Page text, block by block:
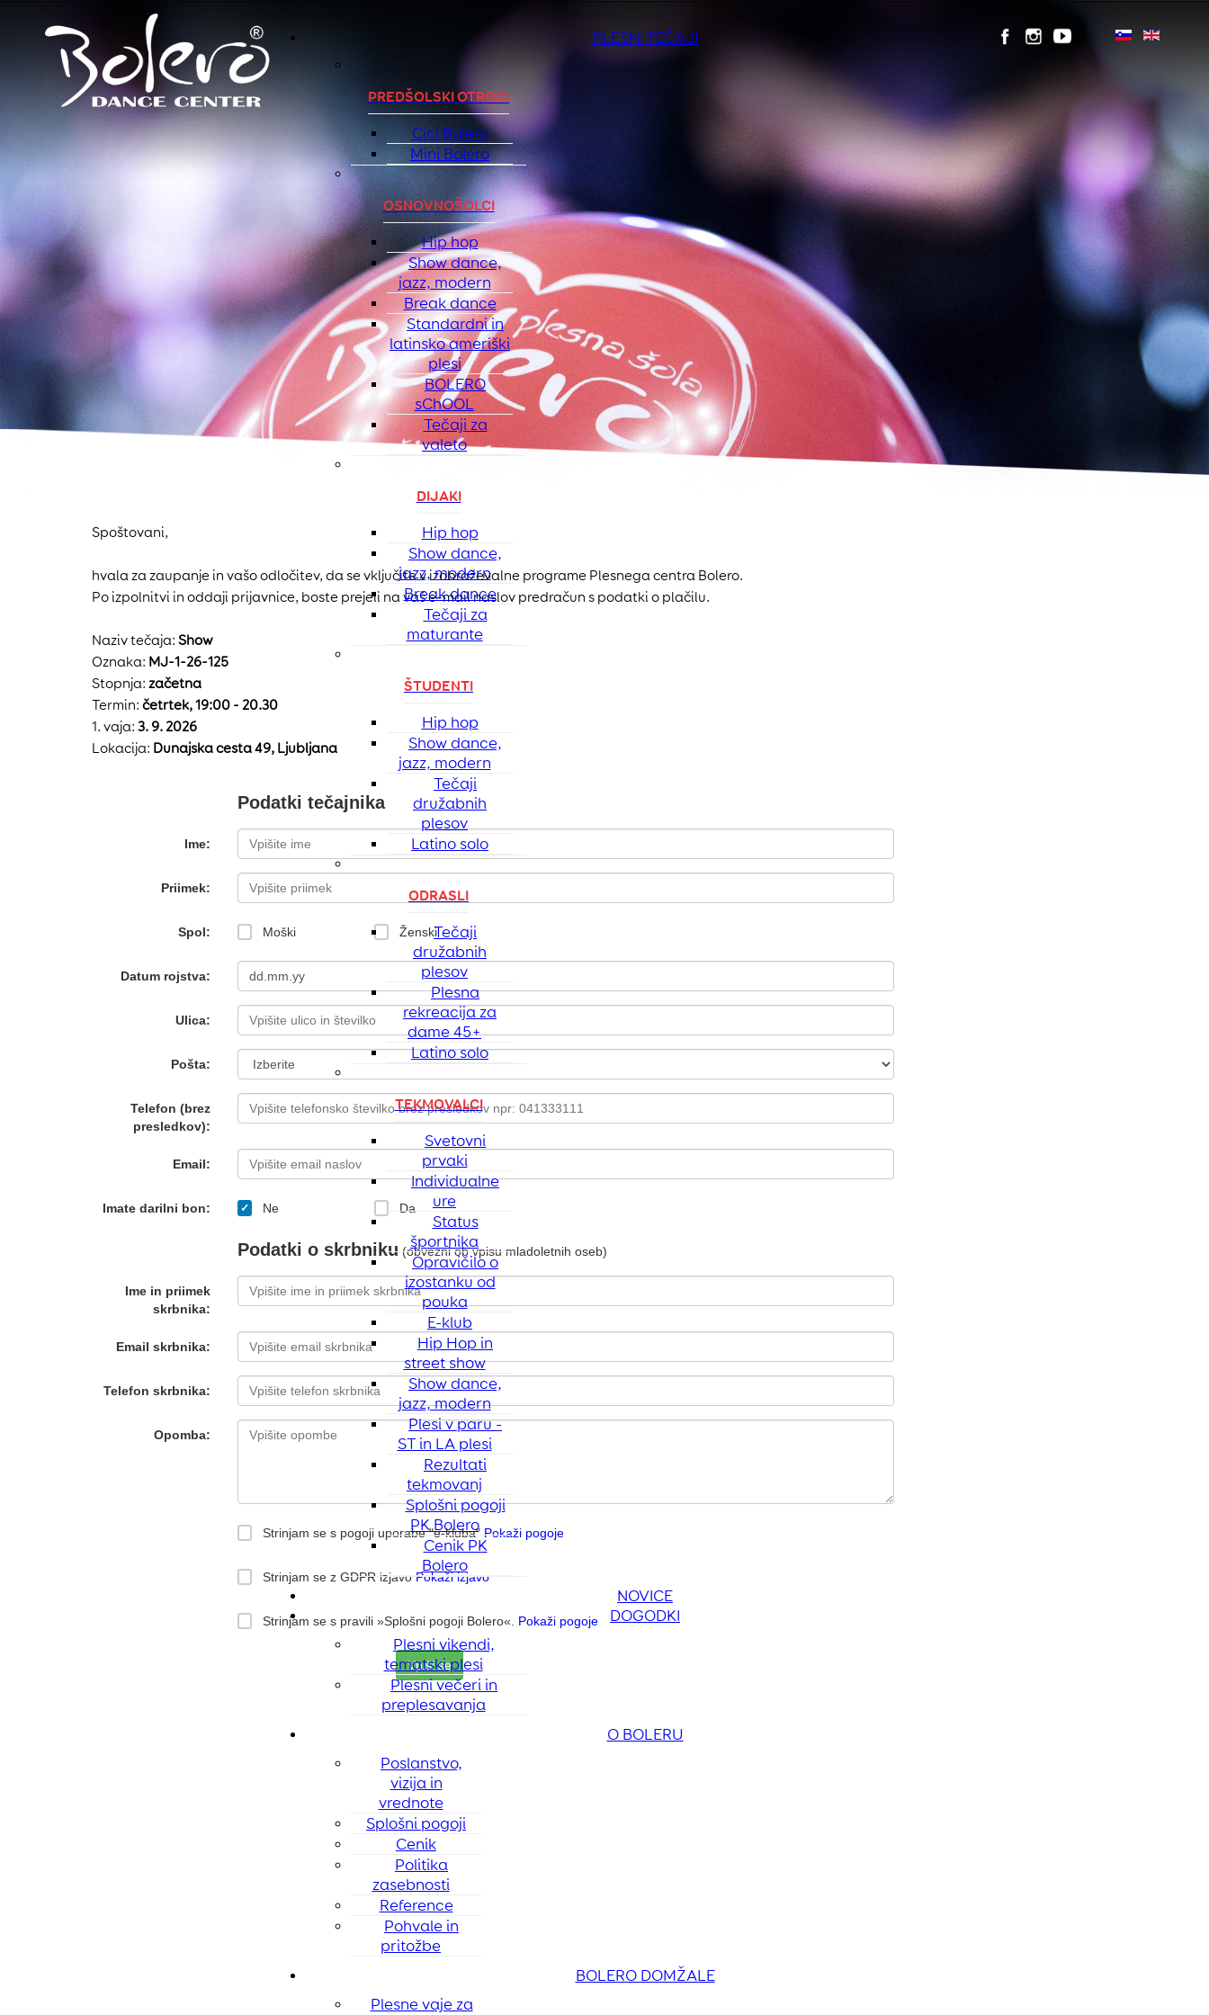
PLESNI TEČAJI
PREDŠOLSKI OTROCI
Cici Bolero
Mini Bolero
OSNOVNOŠOLCI
Hip hop
Show dance,
jazz, modern
Break dance
Standardni in
latinsko ameriški
plesi
BOLERO
sChOOL
Tečaji za
valeto
DIJAKI
Hip hop
Show dance,
jazz, modern
Break dance
Tečaji za
maturante
ŠTUDENTI
Hip hop
Show dance,
jazz, modern
Tečaji
družabnih
plesov
Latino solo
ODRASLI
Tečaji
družabnih
plesov
Plesna
rekreacija za
dame 45+
Latino solo
TEKMOVALCI
Svetovni
prvaki
Individualne
ure
Status
športnika
Opravičilo o
izostanku od
pouka
E-klub
Hip Hop in
street show
Show dance,
jazz, modern
Plesi v paru -
ST in LA plesi
Rezultati
tekmovanj
Splošni pogoji
PK Bolero
Cenik PK
Bolero
NOVICE
DOGODKI
Plesni vikendi,
tematski plesi
Plesni večeri in
preplesavanja
O BOLERU
Poslanstvo,
vizija in
vrednote
Splošni pogoji
Cenik
Politika
zasebnosti
Reference
Pohvale in
pritožbe
BOLERO DOMŽALE
Plesne vaje za
Spoštovani,
hvala za zaupanje in vašo odločitev, da se vključite v izobraževalne programe Plesnega centra Bolero.
Po izpolnitvi in oddaji prijavnice, boste prejeli na vaš e-mail naslov predračun s podatki o plačilu.
Naziv tečaja: Show
Oznaka: MJ-1-26-125
Stopnja: začetna
Termin: četrtek, 19:00 - 20.30
1. vaja: 3. 9. 2026
Lokacija: Dunajska cesta 49, Ljubljana